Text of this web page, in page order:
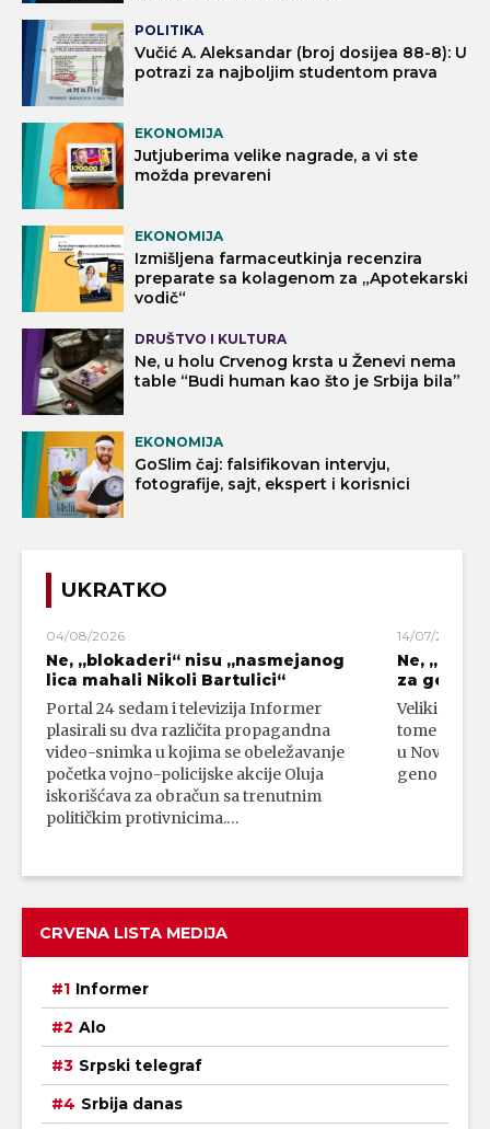
POLITIKA
Vučić A. Aleksandar (broj dosijea 88-8): U
potrazi za najboljim studentom prava
EKONOMIJA
Jutjuberima velike nagrade, a vi ste
možda prevareni
EKONOMIJA
Izmišljena farmaceutkinja recenzira
preparate sa kolagenom za „Apotekarski
vodič“
DRUŠTVO I KULTURA
Ne, u holu Crvenog krsta u Ženevi nema
table “Budi human kao što je Srbija bila”
EKONOMIJA
GoSlim čaj: falsifikovan intervju,
fotografije, sajt, ekspert i korisnici
UKRATKO
04/08/2026
Ne, „blokaderi“ nisu „nasmejanog
lica mahali Nikoli Bartulici“
Portal 24 sedam i televizija Informer
plasirali su dva različita propagandna
video-snimka u kojima se obeležavanje
početka vojno-policijske akcije Oluja
iskorišćava za obračun sa trenutnim
političkim protivnicima.…
14/07/2026
Ne,
za
Veliki broj
tome da su
u Novom
genocidni
CRVENA LISTA MEDIJA
Informer
Alo
Srpski telegraf
Srbija danas